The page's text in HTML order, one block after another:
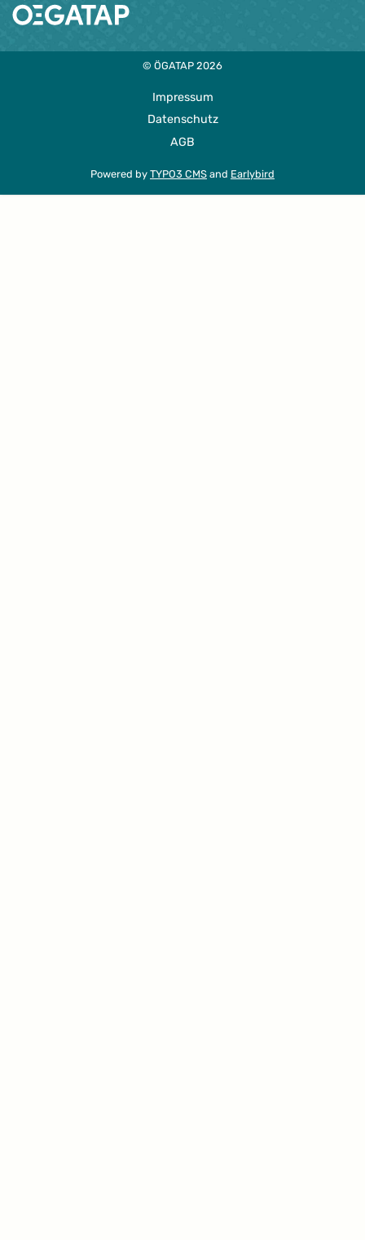
© ÖGATAP 2026
Impressum
Datenschutz
AGB
Powered by TYPO3 CMS and Earlybird